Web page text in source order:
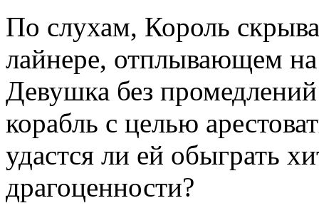
По слухам, Король
лайнере, отплывающем
Девушка без промедлений
корабль с целью
удастся ли ей обыграть
драгоценности?